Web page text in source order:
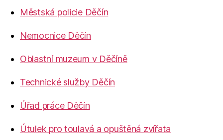
Městská policie Děčín
Nemocnice Děčín
Oblastní muzeum v Děčíně
Technické služby Děčín
Úřad práce Děčín
Útulek pro toulavá a opuštěná zvířata